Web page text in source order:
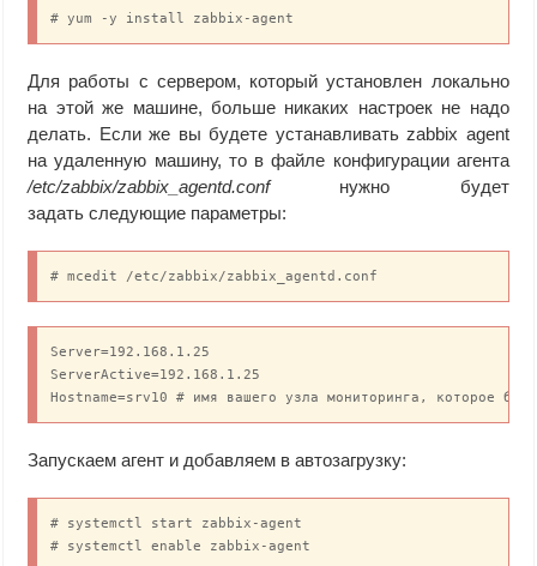
# yum -y install zabbix-agent
Для работы с сервером, который установлен локально
на этой же машине, больше никаких настроек не надо
делать. Если же вы будете устанавливать zabbix agent
на удаленную машину, то в файле конфигурации агента
/etc/zabbix/zabbix_agentd.confнужно будет
задать следующие параметры:
# mcedit /etc/zabbix/zabbix_agentd.conf
Server=192.168.1.25
ServerActive=192.168.1.25
Hostname=srv10 # имя вашего узла мониторинга, которое
Запускаем агент и добавляем в автозагрузку:
# systemctl start zabbix-agent
# systemctl enable zabbix-agent